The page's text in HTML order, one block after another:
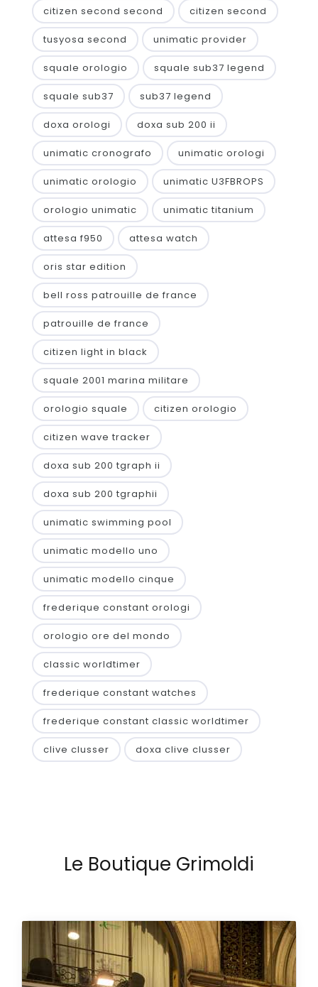
citizen second second citizen second
tusyosa second unimatic provider
squale orologio squale sub37 legend
squale sub37 sub37 legend
doxa orologi doxa sub 200 ii
unimatic cronografo unimatic orologi
unimatic orologio unimatic U3FBROPS
orologio unimatic unimatic titanium
attesa f950 attesa watch
oris star edition
bell ross patrouille de france
patrouille de france
citizen light in black
squale 2001 marina militare
orologio squale citizen orologio
citizen wave tracker
doxa sub 200 tgraph ii
doxa sub 200 tgraphii
unimatic swimming pool
unimatic modello uno
unimatic modello cinque
frederique constant orologi
orologio ore del mondo
classic worldtimer
frederique constant watches
frederique constant classic worldtimer
clive clusser doxa clive clusser
Le Boutique Grimoldi